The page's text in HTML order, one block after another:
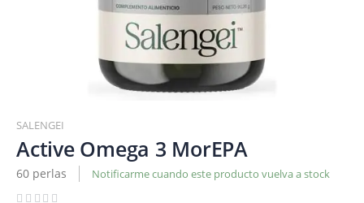
al
comienzo
de
la
galería
SALENGEI
Active Omega 3 MorEPA
60 perlas Notificarme cuando este producto vuelva a stock